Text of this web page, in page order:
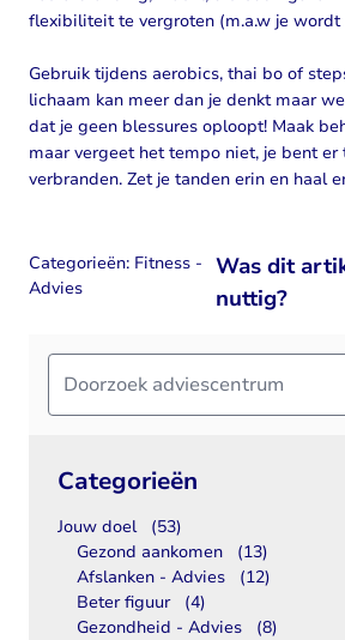
Categorieën
Jouw doel
(53)
Gezond aankomen
(13)
Afslanken - Advies
(12)
Beter figuur
(4)
Gezondheid - Advies
(8)
flexibiliteit te vergroten (m.a.w je wordt
Gebruik tijdens aerobics, thai bo of
lichaam kan meer dan je denkt maar
dat je geen blessures oploopt! Maak
maar vergeet het tempo niet, je bent
verbranden. Zet je tanden erin en haal
Categorieën: Fitness -
Advies
Was dit
nuttig?